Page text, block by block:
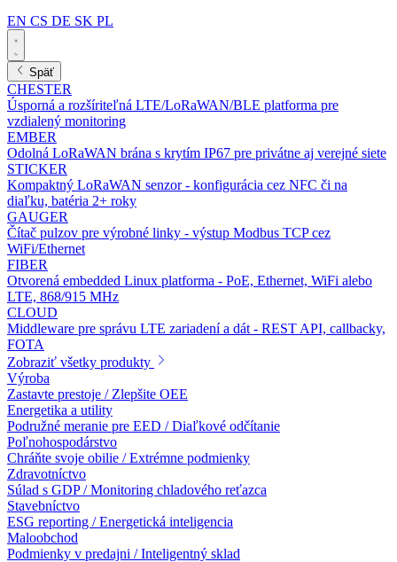
EN CS DE SK PL
Späť
CHESTER
Úsporná a rozšíriteľná LTE/LoRaWAN/BLE platforma pre
vzdialený monitoring
EMBER
Odolná LoRaWAN brána s krytím IP67 pre privátne aj verejné siete
STICKER
Kompaktný LoRaWAN senzor - konfigurácia cez NFC či na
diaľku, batéria 2+ roky
GAUGER
Čítač pulzov pre výrobné linky - výstup Modbus TCP cez
WiFi/Ethernet
FIBER
Otvorená embedded Linux platforma - PoE, Ethernet, WiFi alebo
LTE, 868/915 MHz
CLOUD
Middleware pre správu LTE zariadení a dát - REST API, callbacky,
FOTA
Zobraziť všetky produkty
Výroba
Zastavte prestoje / Zlepšite OEE
Energetika a utility
Podružné meranie pre EED / Diaľkové odčítanie
Poľnohospodárstvo
Chráňte svoje obilie / Extrémne podmienky
Zdravotníctvo
Súlad s GDP / Monitoring chladového reťazca
Stavebníctvo
ESG reporting / Energetická inteligencia
Maloobchod
Podmienky v predajni / Inteligentný sklad